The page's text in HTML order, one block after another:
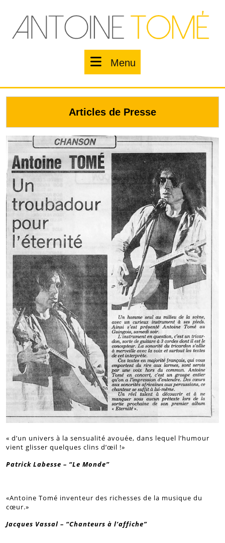
content
Menu
Articles de Presse
« d’un univers à la sensualité avouée, dans lequel l’humour
vient glisser quelques clins d’œil !»
Patrick Labesse – “Le Monde”
«Antoine Tomé inventeur des richesses de la musique du
cœur.»
Jacques Vassal – “Chanteurs à l’affiche”